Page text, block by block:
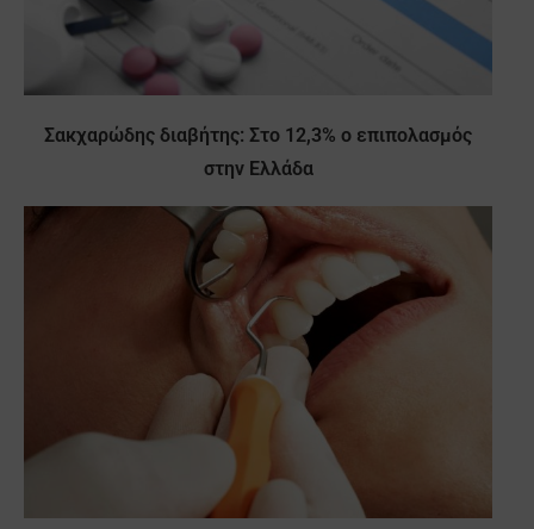
Σακχαρώδης διαβήτης: Στο 12,3% ο επιπολασμός
στην Ελλάδα